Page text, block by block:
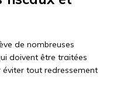
de nombreuses
doivent être traitées
tout redressement